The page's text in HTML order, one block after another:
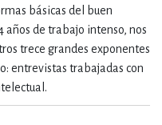
básicas del buen
años de trabajo intenso, nos
trece grandes exponentes
entrevistas trabajadas con